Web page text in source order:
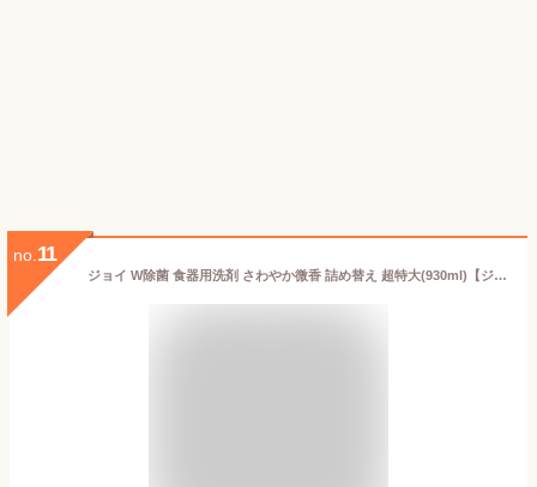
no. 11
ジョイ W除菌 食器用洗剤 さわやか微香 詰め替え 超特大(930ml)【ジョイ(Joy)】